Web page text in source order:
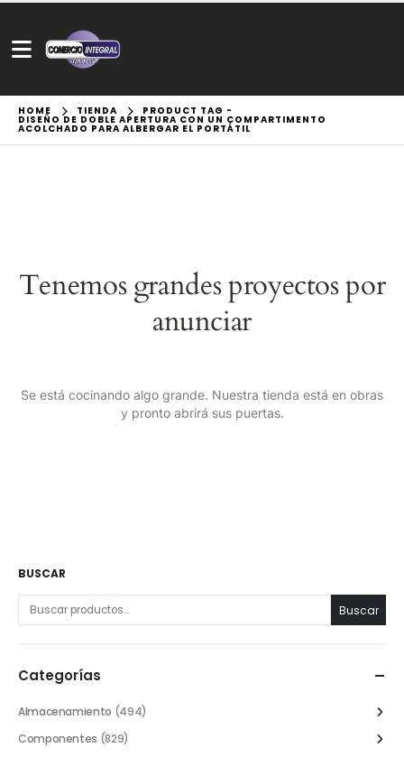
HOME TIENDA PRODUCT TAG -
DISEÑO DE DOBLE APERTURA CON UN COMPARTIMENTO
ACOLCHADO PARA ALBERGAR EL PORTÁTIL
Tenemos grandes proyectos por
anunciar
Se está cocinando algo grande. Nuestra tienda está en obras
y pronto abrirá sus puertas.
BUSCAR
Buscar
Categorías
Almacenamiento (494)
Componentes (829)